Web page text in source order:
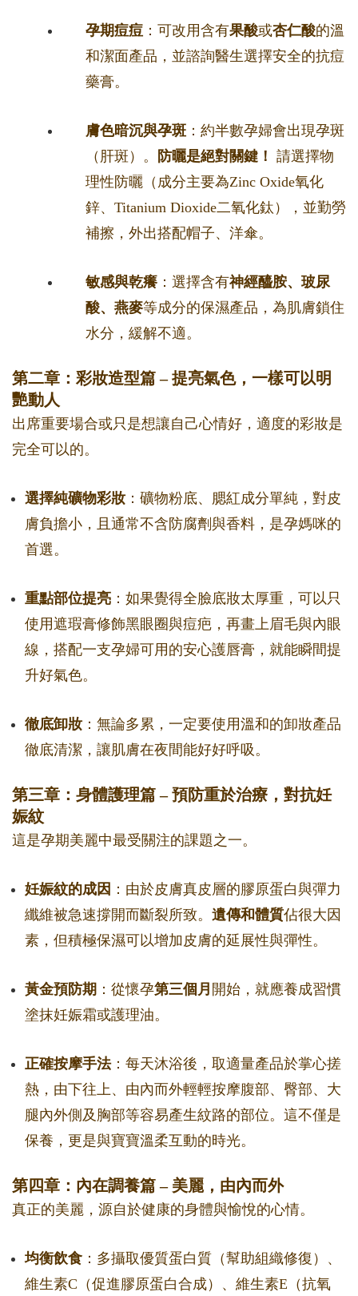
孕期痘痘 ：可改用含有果酸或杏仁酸的溫
和潔面產品，並諮詢醫生選擇安全的抗痘
藥膏。
膚色暗沉與孕斑 ：約半數孕婦會出現孕斑
（肝斑）。
防曬是絕對關鍵！ 請選擇物
理性防曬（成分主要為Zinc Oxide氧化
鋅、Titanium Dioxide二氧化鈦），並勤勞
補擦，外出搭配帽子、洋傘。
敏感與乾癢 ：選擇含有神經醯胺、玻尿
酸、燕麥等成分的保濕產品，為肌膚鎖住
水分，緩解不適。
第二章：彩妝造型篇 – 提亮氣色，一樣可以明
艷動人
出席重要場合或只是想讓自己心情好，適度的彩妝是
完全可以的。
選擇純礦物彩妝 ：礦物粉底、腮紅成分單純，對皮
膚負擔小，且通常不含防腐劑與香料，是孕媽咪的
首選。
重點部位提亮 ：如果覺得全臉底妝太厚重，可以只
使用遮瑕膏修飾黑眼圈與痘疤，再畫上眉毛與內眼
線，搭配一支孕婦可用的安心護唇膏，就能瞬間提
升好氣色。
徹底卸妝 ：無論多累，一定要使用溫和的卸妝產品
徹底清潔，讓肌膚在夜間能好好呼吸。
第三章：身體護理篇 – 預防重於治療，對抗妊
娠紋
這是孕期美麗中最受關注的課題之一。
妊娠紋的成因 ：由於皮膚真皮層的膠原蛋白與彈力
纖維被急速撐開而斷裂所致。 遺傳和體質佔很大因
素，但積極保濕可以增加皮膚的延展性與彈性。
黃金預防期 ：從懷孕第三個月 開始，就應養成習慣
塗抹妊娠霜或護理油。
正確按摩手法：每天沐浴後，取適量產品於掌心搓
熱，由下往上、由內而外輕輕按摩腹部、臀部、大
腿內外側及胸部等容易產生紋路的部位。這不僅是
保養，更是與寶寶溫柔互動的時光。
第四章：內在調養篇 – 美麗，由內而外
真正的美麗，源自於健康的身體與愉悅的心情。
均衡飲食 ：多攝取優質蛋白質（幫助組織修復）、
維生素C（促進膠原蛋白合成）、維生素E（抗氧